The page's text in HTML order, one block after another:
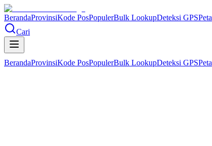
BerandaProvinsiKode PosPopulerBulk LookupDeteksi GPSPeta
Cari
BerandaProvinsiKode PosPopulerBulk LookupDeteksi GPSPeta